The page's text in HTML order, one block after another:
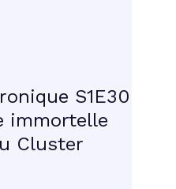
S1E30
immortelle
Cluster